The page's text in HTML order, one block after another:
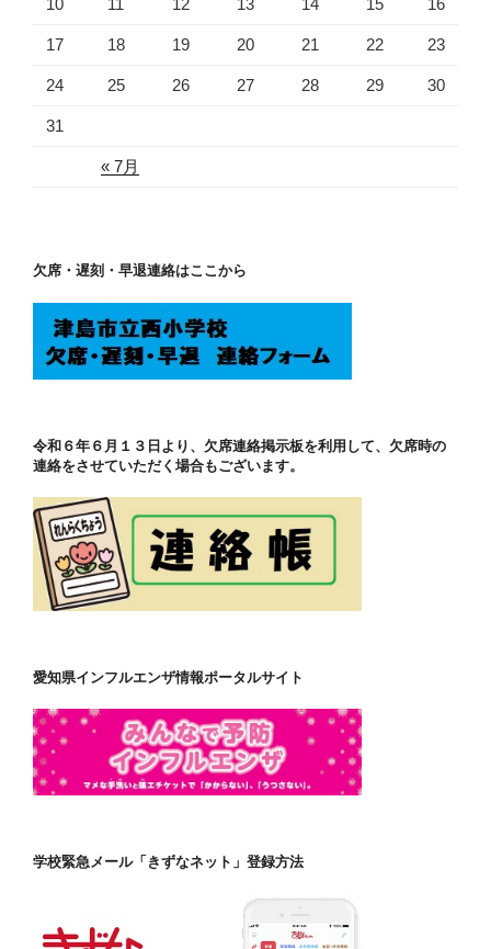
« 7月
17 18 19 20 21 22 23
24 25 26 27 28 29 30
31
欠席・遅刻・早退連絡はここから
令和６年６月１３日より、欠席連絡掲示板を利用して、欠席時の
連絡をさせていただく場合もございます。
愛知県インフルエンザ情報ポータルサイト
学校緊急メール「きずなネット」登録方法